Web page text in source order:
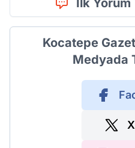
İlk Yorum
Kocatepe
Medyada